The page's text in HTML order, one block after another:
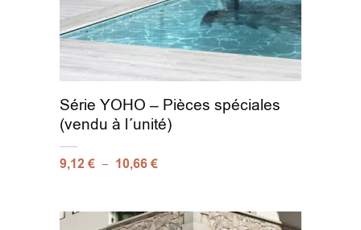
Série YOHO – Pièces spéciales
(vendu à l´unité)
9,12€ – 10,66€